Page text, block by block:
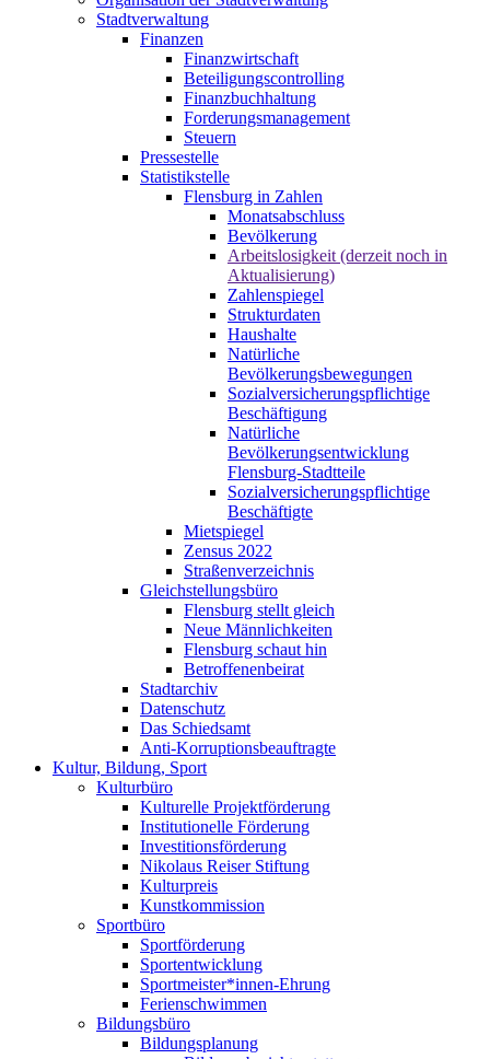
Stadtverwaltung
Finanzen
Finanzwirtschaft
Beteiligungscontrolling
Finanzbuchhaltung
Forderungsmanagement
Steuern
Pressestelle
Statistikstelle
Flensburg in Zahlen
Monatsabschluss
Bevölkerung
Arbeitslosigkeit (derzeit noch in
Aktualisierung)
Zahlenspiegel
Strukturdaten
Haushalte
Natürliche
Bevölkerungsbewegungen
Sozialversicherungspflichtige
Beschäftigung
Natürliche
Bevölkerungsentwicklung
Flensburg-Stadtteile
Sozialversicherungspflichtige
Beschäftigte
Mietspiegel
Zensus 2022
Straßenverzeichnis
Gleichstellungsbüro
Flensburg stellt gleich
Neue Männlichkeiten
Flensburg schaut hin
Betroffenenbeirat
Stadtarchiv
Datenschutz
Das Schiedsamt
Anti-Korruptionsbeauftragte
Kultur, Bildung, Sport
Kulturbüro
Kulturelle Projektförderung
Institutionelle Förderung
Investitionsförderung
Nikolaus Reiser Stiftung
Kulturpreis
Kunstkommission
Sportbüro
Sportförderung
Sportentwicklung
Sportmeister*innen-Ehrung
Ferienschwimmen
Bildungsbüro
Bildungsplanung